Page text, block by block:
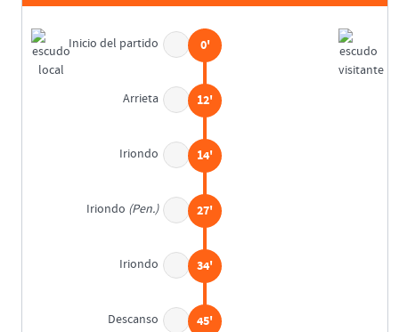
Inicio del partido 0'
Arrieta 12'
Iriondo 14'
Iriondo (Pen.) 27'
Iriondo 34'
Descanso 45'